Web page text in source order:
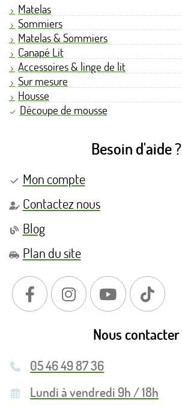
Matelas
Sommiers
Matelas & Sommiers
Canapé Lit
Accessoires & linge de lit
Sur mesure
Housse
Découpe de mousse
Besoin d'aide ?
Mon compte
Contactez nous
Blog
Plan du site
Nous contacter
05 46 49 87 36
Lundi à vendredi 9h / 18h